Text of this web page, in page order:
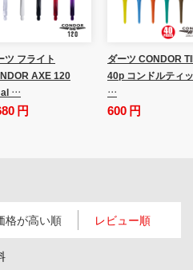
ツ フライト
AXE 120
…
円
ダーツ CONDOR
40p コンドルティ
…
600 円
格が高い順 レビュー順